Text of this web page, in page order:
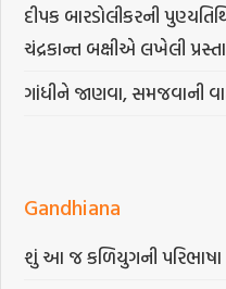
દીપક બારડોલીકરની
ચંદ્રકાન્ત બક્ષીએ લખેલી
ગાંધીને જાણવા, સમજવાની
Gandhiana
શું આ જ કળિયુગની